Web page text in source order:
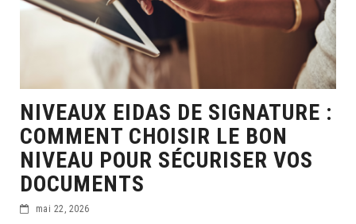
NIVEAUX EIDAS DE SIGNATURE :
COMMENT CHOISIR LE BON
NIVEAU POUR SÉCURISER VOS
DOCUMENTS
mai 22, 2026